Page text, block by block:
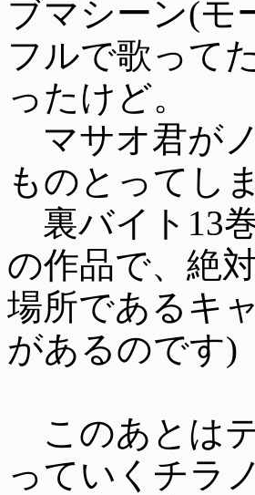
ブマシーン(モ
フルで歌って
ったけど。
マサオ君が
ものとってし
裏バイト13
の作品で、絶
場所であるキ
があるのです)
このあとは
っていくチラ